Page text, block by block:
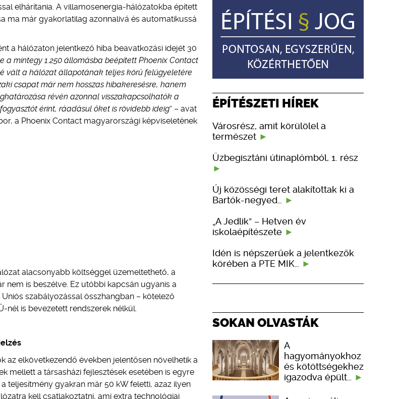
elhárítania. A villamosenergia-hálózatokba épített
ma már gyakorlatilag azonnalivá és automatikussá
a hálózaton jelentkező hiba beavatkozási idejét 30
a mintegy 1.250 állomásba beépített Phoenix Contact
vált a hálózat állapotának teljes körű felügyeletére
csapat már nem hosszas hibakeresésre, hanem
révén azonnal visszakapcsolhatók a
érint, ráadásul őket is rövidebb ideig” – avat
a Phoenix Contact magyarországi képviseletének
alacsonyabb költséggel üzemeltethető, a
nem is beszélve. Ez utóbbi kapcsán ugyanis a
szabályozással összhangban – kötelező
nél is bevezetett rendszerek nélkül.
az elkövetkezendő években jelentősen növelhetik a
mellett a társasházi fejlesztések esetében is egyre
teljesítmény gyakran már 50 kW feletti, azaz ilyen
kell csatlakoztatni, ami extra technológiai
ÉPÍTÉSZETI HÍREK
Városrész, amit körülölel a
természet
Üzbegisztáni útinaplómból, 1. rész
Új közösségi teret alakítottak ki a
Bartók-negyed…
„A Jedlik” – Hetven év
iskolaépítészete
Idén is népszerűek a jelentkezők
körében a PTE MIK…
SOKAN OLVASTÁK
A
hagyományokhoz
és kötöttségekhez
igazodva épült…